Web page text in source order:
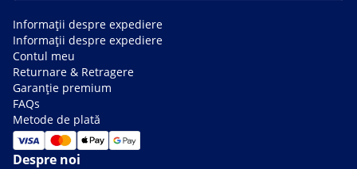
Informații despre expediere
Informații despre expediere
Contul meu
Returnare & Retragere
Garanție premium
FAQs
Metode de plată
Despre noi